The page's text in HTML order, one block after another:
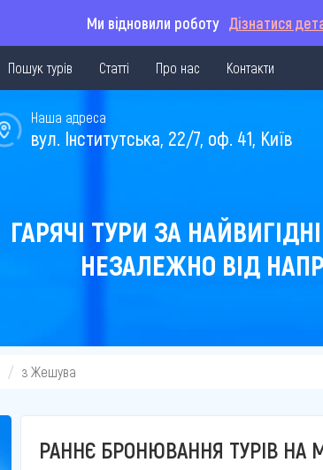
Ми відновили роботу Дізнатися
Пошук турів Статті Про нас Контакти
Наша адреса
вул. Інститутська, 22/7, оф. 41, Київ
ГАРЯЧІ ТУРИ ЗА
НЕЗАЛЕЖНО ВІД
з Жешува
РАННЄ БРОНЮВАННЯ ТУРІВ НА